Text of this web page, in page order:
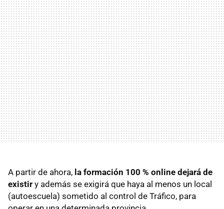
A partir de ahora, la formación 100 % online dejará de
existir y además se exigirá que haya al menos un local
(autoescuela) sometido al control de Tráfico, para